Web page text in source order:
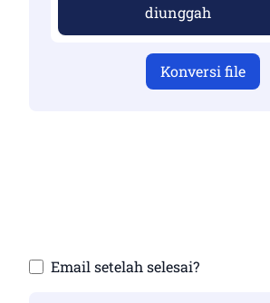
diunggah
Konversi file
Email setelah selesai?